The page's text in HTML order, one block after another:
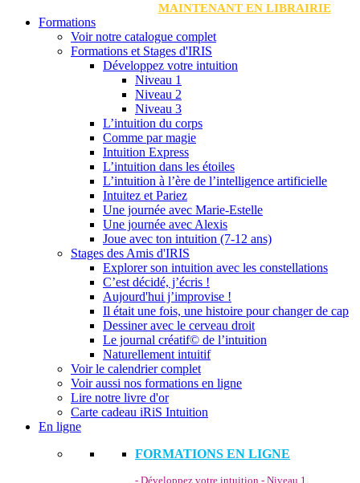
MAINTENANT EN LIBRAIRIE
Formations
Voir notre catalogue complet
Formations et Stages d'IRIS
Développez votre intuition
Niveau 1
Niveau 2
Niveau 3
L’intuition du corps
Comme par magie
Intuition Express
L’intuition dans les étoiles
L’intuition à l’ère de l’intelligence artificielle
Intuitez et Pariez
Une journée avec Marie-Estelle
Une journée avec Alexis
Joue avec ton intuition (7-12 ans)
Stages des Amis d'IRIS
Explorer son intuition avec les constellations
C’est décidé, j’écris !
Aujourd'hui j’improvise !
Il était une fois, une histoire pour changer de cap
Dessiner avec le cerveau droit
Le journal créatif© de l’intuition
Naturellement intuitif
Voir le calendrier complet
Voir aussi nos formations en ligne
Lire notre livre d'or
Carte cadeau iRiS Intuition
En ligne
FORMATIONS EN LIGNE
- Développez votre intuition - Niveau 1